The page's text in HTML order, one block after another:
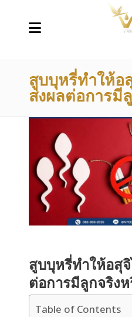
สูบบุหรี่ทำให้อ
ส่งผลต่อการมี
สูบบุหรี่ทำให้อสุ
ต่อการมีลูกจริงห
Table of Contents